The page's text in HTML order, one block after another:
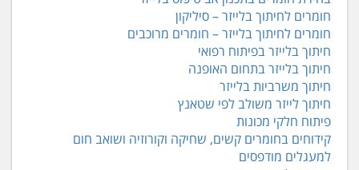
חומרים לחיתוך בלייזר – סיליקון
חומרים לחיתוך בלייזר – חומרים מרוכבים
חיתוך בלייזר בפיתוח רפואי
חיתוך בלייזר בתחום האופנה
חיתוך משרביות בלייזר
חיתוך לייזר משולב לפי שטאנץ
פיתוח חלקי מכונות
קידוחים בחומרים קשים, שחיקה וקורוזיה ושואב חום
למעגלים מודפסים